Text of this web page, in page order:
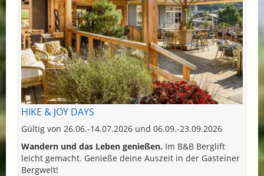
HIKE & JOY DAYS
Gültig von 26.06.-14.07.2026 und 06.09.-23.09.2026
Wandern und das Leben genießen. Im B&B Berglift
leicht gemacht. Genieße deine Auszeit in der Gasteiner
Bergwelt!